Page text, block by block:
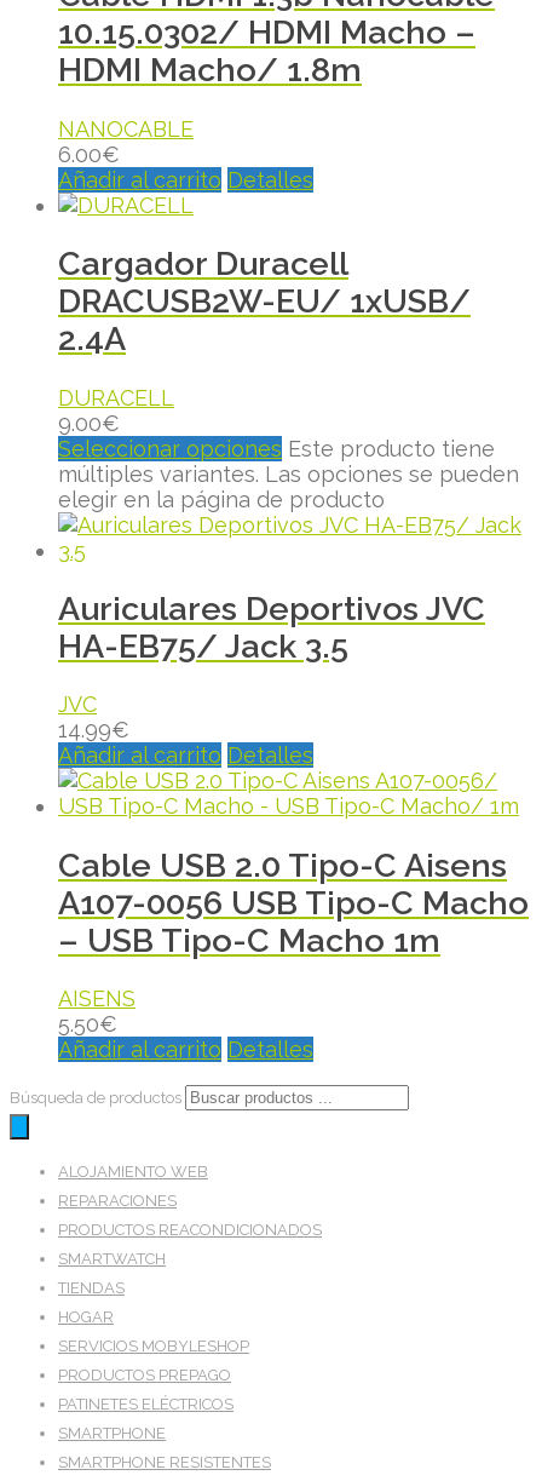
10.15.0302/ HDMI Macho –
HDMI Macho/ 1.8m
NANOCABLE
6.00€
Añadir al carrito Detalles
Cargador Duracell
DRACUSB2W-EU/ 1xUSB/
2.4A
DURACELL
9.00€
Seleccionar opciones Este producto tiene
múltiples variantes. Las opciones se pueden
elegir en la página de producto
Auriculares Deportivos JVC
HA-EB75/ Jack 3.5
JVC
14.99€
Añadir al carrito Detalles
Cable USB 2.0 Tipo-C Aisens
A107-0056 USB Tipo-C Macho
– USB Tipo-C Macho 1m
AISENS
5.50€
Añadir al carrito Detalles
Búsqueda de productos
ALOJAMIENTO WEB
REPARACIONES
PRODUCTOS REACONDICIONADOS
SMARTWATCH
TIENDAS
HOGAR
SERVICIOS MOBYLESHOP
PRODUCTOS PREPAGO
PATINETES ELÉCTRICOS
SMARTPHONE
SMARTPHONE RESISTENTES